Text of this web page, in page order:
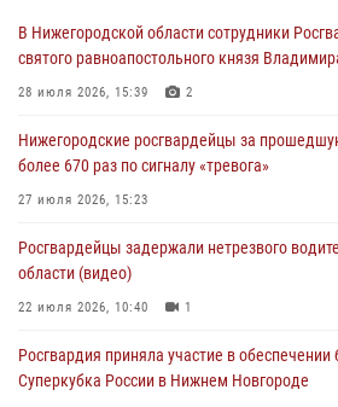
В Нижегородской области сотрудники
святого равноапостольного князя
28 июля 2026, 15:39 2
Нижегородские росгвардейцы за
более 670 раз по сигналу «тревога»
27 июля 2026, 15:23
Росгвардейцы задержали нетрезвого
области (видео)
22 июля 2026, 10:40 1
Росгвардия приняла участие в обеспечении
Суперкубка России в Нижнем Новгороде